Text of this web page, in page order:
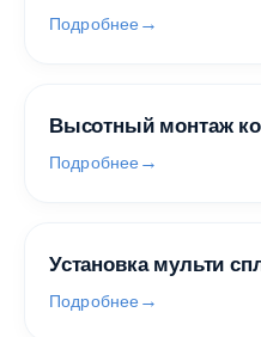
Подробнее
Высотный монтаж
Подробнее
Установка мульти
Подробнее